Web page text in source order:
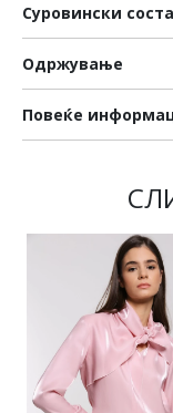
Суровински
Одржување
Повеќе